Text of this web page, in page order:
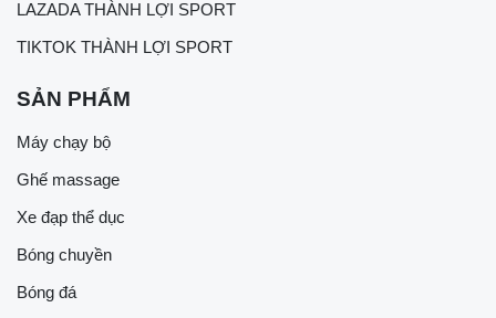
LAZADA THÀNH LỢI SPORT
TIKTOK THÀNH LỢI SPORT
SẢN PHẨM
Máy chạy bộ
Ghế massage
Xe đạp thể dục
Bóng chuyền
Bóng đá